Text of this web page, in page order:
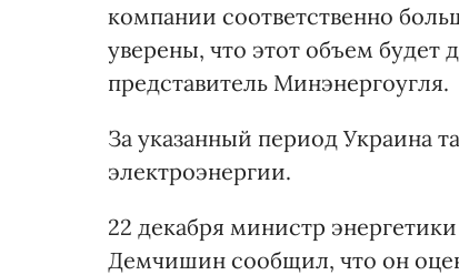
компании соответственно
уверены, что этот объем будет
представитель Минэнергоугля.
За указанный период Украина
электроэнергии.
22 декабря министр
Демчишин сообщил, что он